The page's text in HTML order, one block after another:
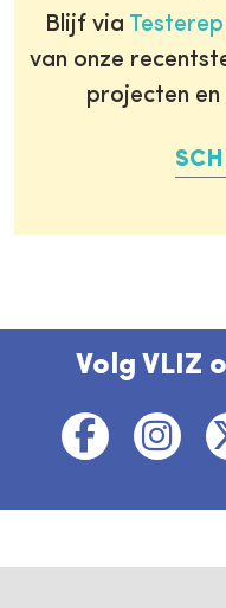
Blijf via
van onze
projecten en
Volg VLIZ